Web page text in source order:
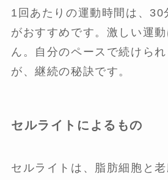
1回あたりの運動時間は、30
がおすすめです。激しい運
ん。自分のペースで続けら
が、継続の秘訣です。
セルライトによるもの
セルライトは、脂肪細胞と